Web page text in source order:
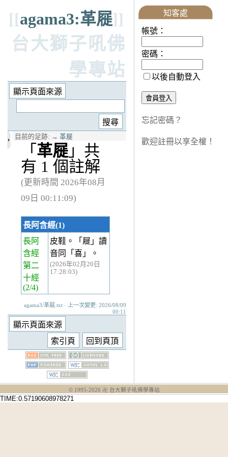
[[agama3:革屣]]
台大獅子吼佛
學專站
目前的足跡: → 革屣
「 革屣 」共
有 1 個註解
(更新時間 2026年08月
09日 00:11:09)
長阿含經(1)
長阿
含經
第二
十經
(2/4)
皮鞋。「屣」讀
音同「喜」。
(2026年02月20日
17:28:03)
agama3/革屣.txt · 上一次變更: 2026/08/09
00:11
知客處
帳號：
密碼：
以後自動登入
忘記密碼？
歡迎註冊以享全權！
© 1995-2026 卍 台大獅子吼佛學專站
TIME:0.57190608978271